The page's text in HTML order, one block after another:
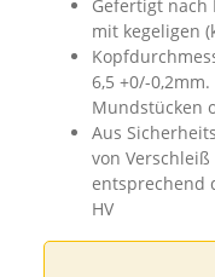
Gefertigt nach
mit kegeligen
6,5 +0/-
Mundstücken
Aus
von
entsprechend
HV